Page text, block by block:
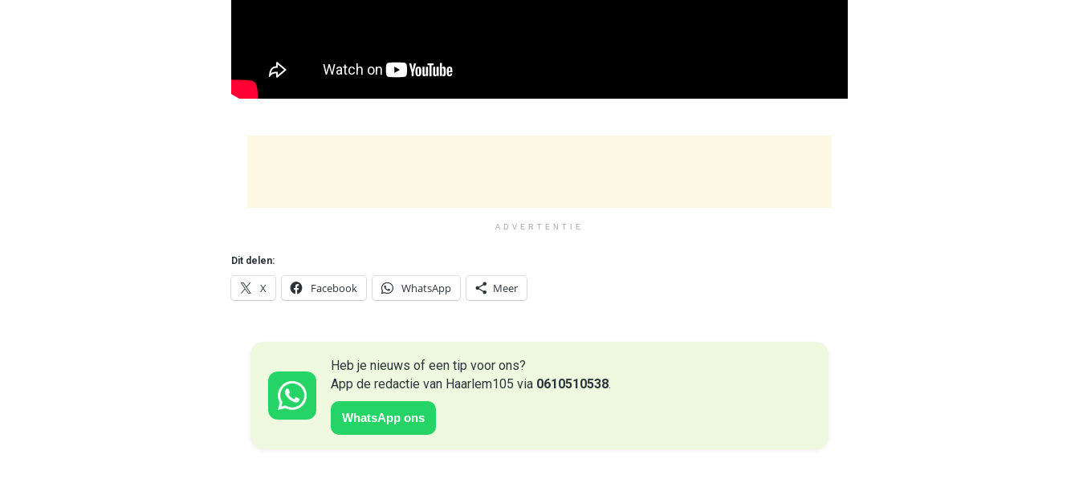
ADVERTENTIE
Dit delen:
X Facebook WhatsApp Meer
Heb je nieuws of een tip voor ons?
App de redactie van Haarlem105 via 0610510538.
WhatsApp ons